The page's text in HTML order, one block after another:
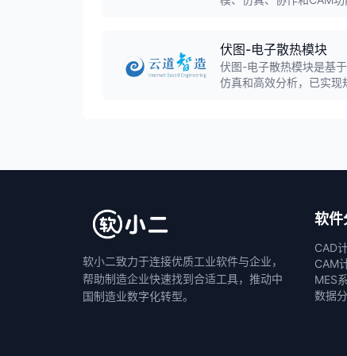
伏图-电子散热模块
伏图-电子散热模块是基
仿真和高效分析，已实现
软小二致力于连接优质工业软件与企业，
帮助制造企业快速找到合适工具，推动中
国制造业数字化转型。
软件
CAD
CAM
MES
数据